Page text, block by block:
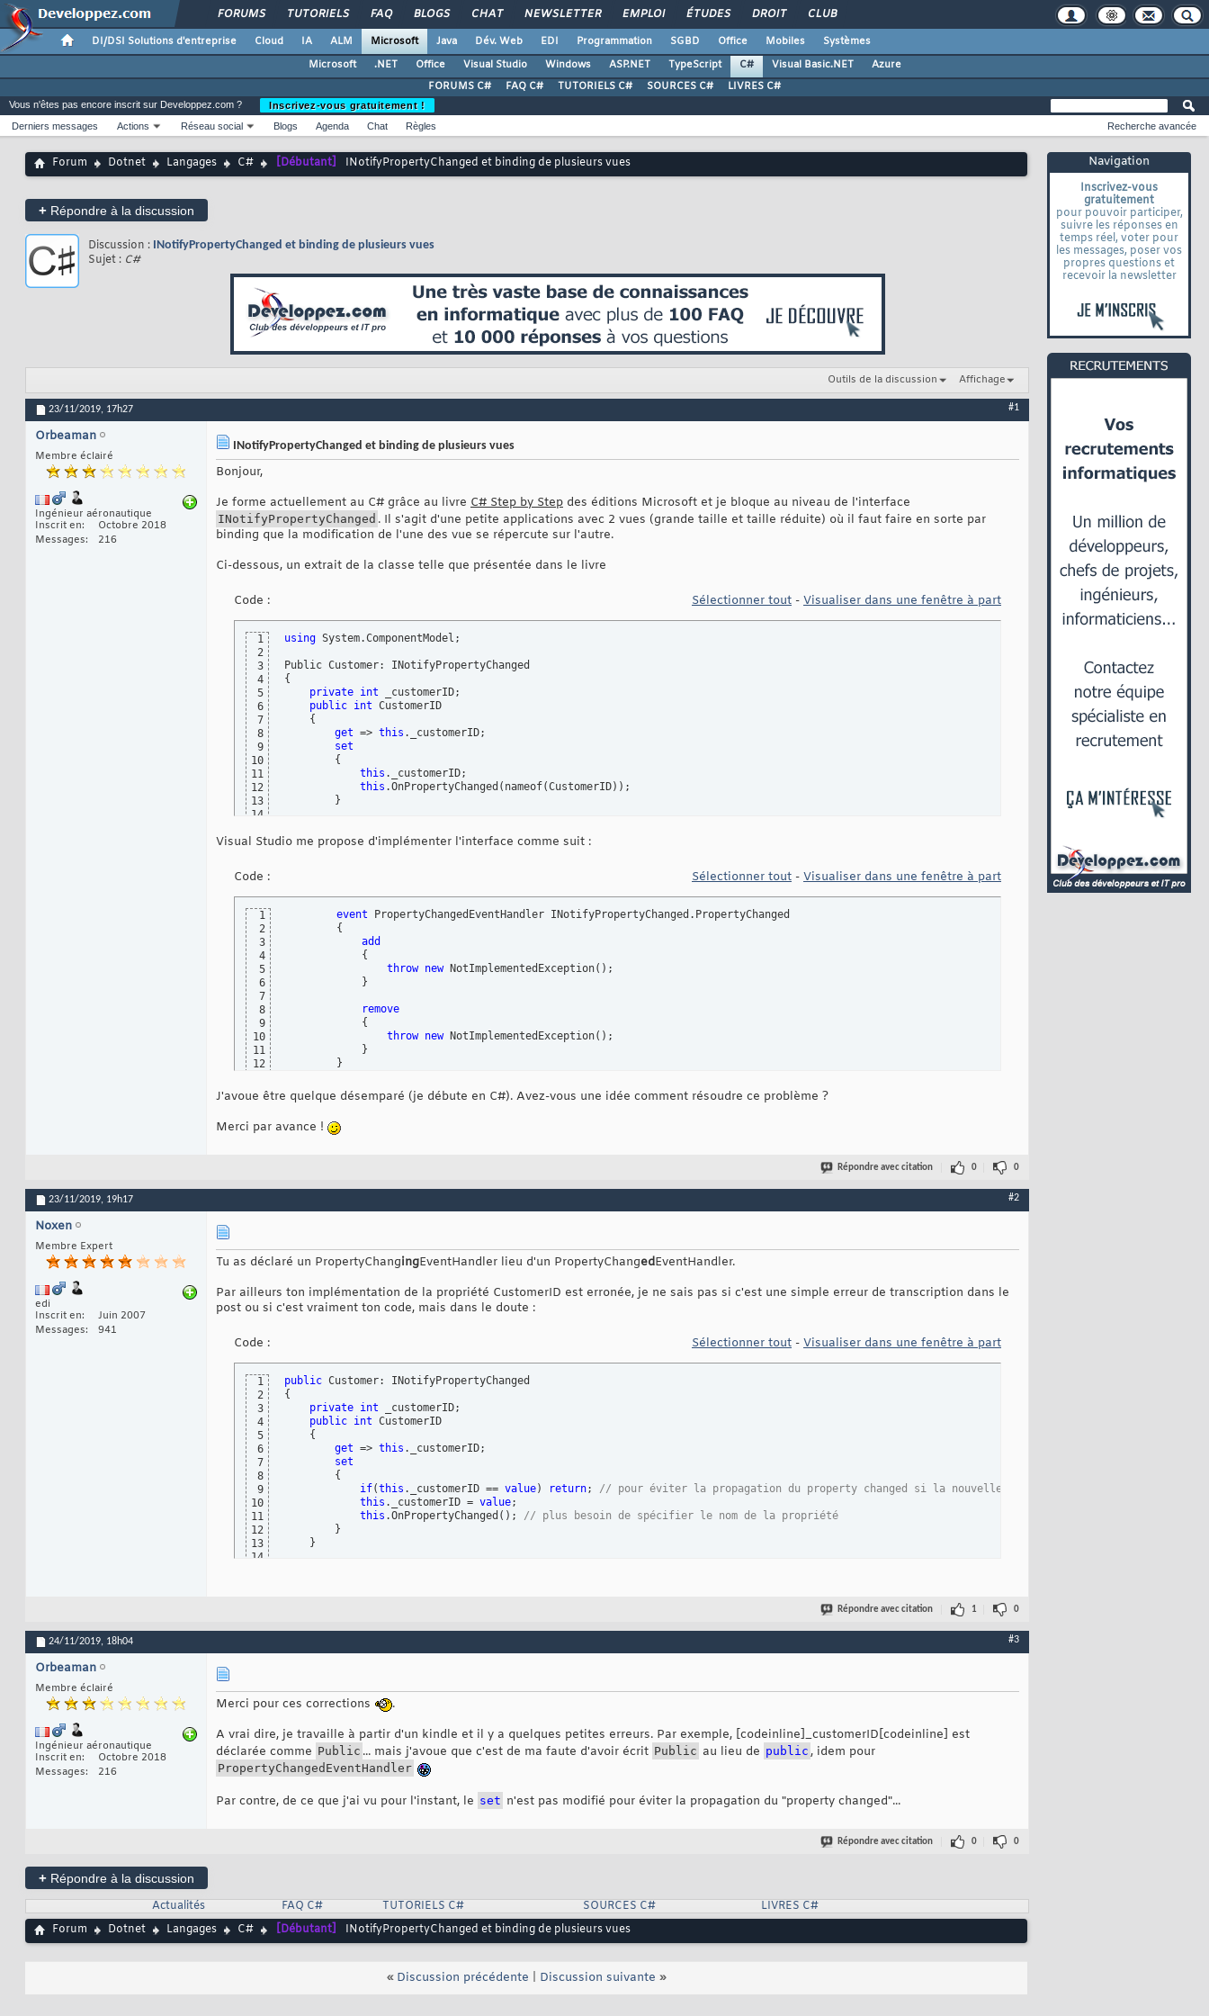
FORUMS TUTORIELS FAQ BLOGS CHAT NEWSLETTER EMPLOI ÉTUDES DROIT CLUB
DI/DSI Solutions d'entreprise Cloud IA ALM Microsoft Java Dév. Web EDI Programmation SGBD Office Mobiles
Systèmes
Microsoft
.NET Office Visual Studio Windows ASP.NET TypeScript C# Visual Basic.NET
Azure
FORUMS C#
FAQ C# TUTORIELS C# SOURCES C# LIVRES C#
Navigation
Inscrivez-vous
gratuitement
pour pouvoir participer,
suivre les réponses en
temps réel, voter pour
les messages, poser vos
propres questions et
recevoir la newsletter
Vous n'êtes pas encore inscrit sur Developpez.com ?
Inscrivez-vous gratuitement !
Derniers messages
Actions Réseau social Blogs Agenda Chat Règles Recherche avancée
Forum Dotnet Langages C# [Débutant] INotifyPropertyChanged et binding de plusieurs vues
+ Répondre à la discussion
Discussion : INotifyPropertyChanged et binding de plusieurs vues
Sujet : C#
Outils de la discussion Affichage
23/11/2019, 17h27 #1
Orbeaman
Membre éclairé
Ingénieur aéronautique
Inscrit en
Octobre 2018
Messages
216
INotifyPropertyChanged et binding de plusieurs vues
Bonjour,
Je forme actuellement au C# grâce au livre C# Step by Step des éditions Microsoft et je bloque au niveau de l'interface
INotifyPropertyChanged . Il s'agit d'une petite applications avec 2 vues (grande taille et taille réduite) où il faut faire en sorte par
binding que la modification de l'une des vue se répercute sur l'autre.
Ci-dessous, un extrait de la classe telle que présentée dans le livre
Code : Sélectionner tout - Visualiser dans une fenêtre à part
1
2
3
4
5
6
7
8
9
10
11
12
13
14
16
18
19
20
21
22
23
using System.ComponentModel;
{
private int _customerID;
public int CustomerID
{
get => this ._customerID;
set
{
this ._customerID;
this .OnPropertyChanged ( nameof(CustomerID) ) ;
}
propertyChanged)
{
       PropertyChanged?.Invoke
( this , new PropertyChangingEventArgs( propertyName )
Visual Studio me propose d'implémenter l'interface comme suit :
Code : Sélectionner tout - Visualiser dans une fenêtre à part
1
2
3
4
5
6
7
8
9
10
11
12
event PropertyChangedEventHandler INotifyPropertyChanged.PropertyChanged
{
add
{
throw new NotImplementedException( ) ;
}
remove
{
throw new NotImplementedException( ) ;
}
}
J'avoue être quelque désemparé (je débute en C#). Avez-vous une idée comment résoudre ce problème ?
Merci par avance !
Répondre avec citation 0 0
23/11/2019, 19h17 #2
Noxen
Membre Expert
edi
Inscrit en
Juin 2007
Messages
941
Tu as déclaré un PropertyChangingEventHandler lieu d'un PropertyChangedEventHandler.
Par ailleurs ton implémentation de la propriété CustomerID est erronée, je ne sais pas si c'est une simple erreur de transcription dans le
post ou si c'est vraiment ton code, mais dans le doute :
Code : Sélectionner tout - Visualiser dans une fenêtre à part
1
2
3
4
5
6
7
8
9
10
11
12
13
14
21
public
{
private int _customerID;
public int CustomerID
{
get => this ._customerID;
set
{
if(this ._customerID == value) return; // pour éviter la propagation du property changed si la nouvelle valeur est identique à la
this ._customerID = value;
this .OnPropertyChanged ( ) ; // plus besoin de spécifier le nom de la propriété
}
}
       PropertyChanged?.Invoke
(this, new PropertyChangingEventArgs(propertyName)); // écriture condensée par vraiment conseillée, mais ça suffit
Répondre avec citation 1 0
24/11/2019, 18h04 #3
Orbeaman
Membre éclairé
Ingénieur aéronautique
Inscrit en
Octobre 2018
Messages
216
Merci pour ces corrections
.
A vrai dire, je travaille à partir d'un kindle et il y a quelques petites erreurs. Par exemple, [codeinline]_customerID[codeinline] est
déclarée comme Public ... mais j'avoue que c'est de ma faute d'avoir écrit Public au lieu de public , idem pour
PropertyChangedEventHandler
Par contre, de ce que j'ai vu pour l'instant, le set n'est pas modifié pour éviter la propagation du "property changed"...
Répondre avec citation 0 0
+ Répondre à la discussion
Actualités
FAQ C# TUTORIELS C# SOURCES C#
LIVRES C#
Forum
Dotnet Langages C# [Débutant] INotifyPropertyChanged et binding de plusieurs vues
« Discussion précédente Discussion suivante »